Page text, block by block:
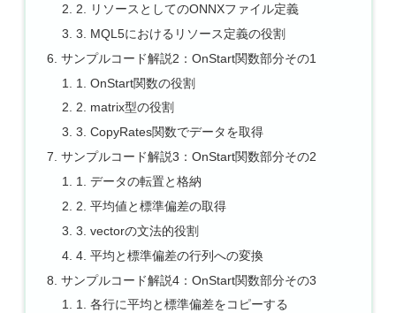
2. リソースとしてのONNXファイル定義
3. MQL5におけるリソース定義の役割
サンプルコード解説2：OnStart関数部分その1
1. OnStart関数の役割
2. matrix型の役割
3. CopyRates関数でデータを取得
サンプルコード解説3：OnStart関数部分その2
1. データの転置と格納
2. 平均値と標準偏差の取得
3. vectorの文法的役割
4. 平均と標準偏差の行列への変換
サンプルコード解説4：OnStart関数部分その3
1. 各行に平均と標準偏差をコピーする